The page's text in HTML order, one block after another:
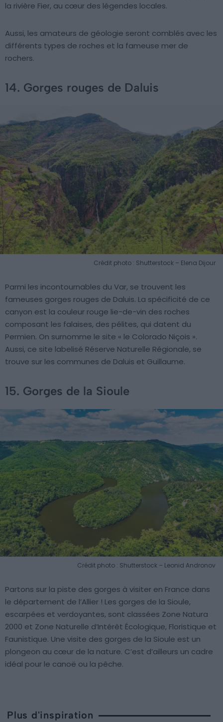
la rivière Fier, au cœur des légendes locales.
Aussi, les amateurs de géologie seront comblés avec les
différents types de roches et la fameuse mer de
rochers.
14. Gorges rouges de Daluis
Crédit photo : Shutterstock – Elena Dijour
Parmi les incontournables du Var, se trouvent les
fameuses gorges rouges de Daluis. La spécificité de ce
canyon est la couleur rouge lie-de-vin des roches
composant les falaises, des pélites, qui datent du
Permien. On surnomme le site « le Colorado Niçois ».
Aussi, ce site labelisé Réserve Naturelle Régionale, se
trouve sur les communes de Daluis et Guillaume.
15. Gorges de la Sioule
Crédit photo : Shutterstock – Leonid Andronov
Partons sur la piste des gorges à visiter en France dans
le département de l’Allier ! Les gorges de la Sioule,
escarpées et verdoyantes, sont classées Zone Natura
2000 et Zone Naturelle d’Intérêt Écologique, Floristique et
Faunistique. Une visite des gorges de la Sioule est un
plongeon au cœur de la nature. C’est d’ailleurs un cadre
idéal pour le canoë ou la pêche.
Plus d'inspiration